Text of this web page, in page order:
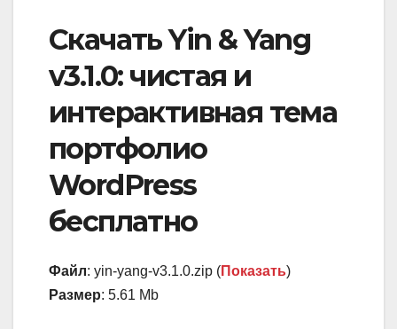
Скачать Yin & Yang
v3.1.0: чистая и
интерактивная тема
портфолио
WordPress
бесплатно
Файл: yin-yang-v3.1.0.zip (Показать)
Размер: 5.61 Mb